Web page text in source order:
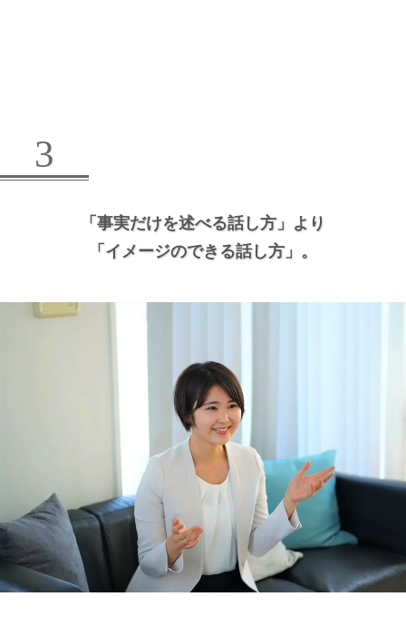
3
「事実だけを述べる話し方」より
「イメージのできる話し方」。